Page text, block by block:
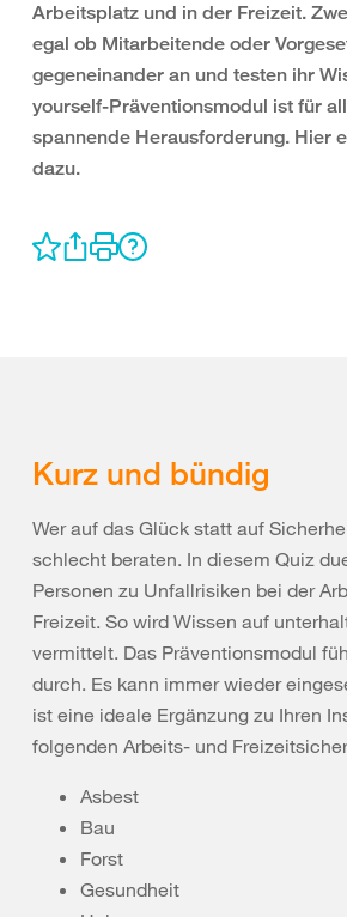
Arbeitsplatz und in der Freizeit.
egal ob Mitarbeitende oder
gegeneinander an und testen ihr
yourself-Präventionsmodul ist für
spannende Herausforderung. Hier
dazu.
Kurz und bündig
Wer auf das Glück statt auf
schlecht beraten. In diesem Quiz
Personen zu Unfallrisiken bei der
Freizeit. So wird Wissen auf
vermittelt. Das Präventionsmodul
durch. Es kann immer wieder
ist eine ideale Ergänzung zu Ihren
folgenden Arbeits- und
Asbest
Bau
Forst
Gesundheit